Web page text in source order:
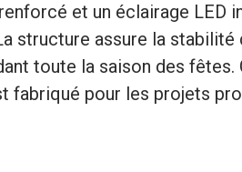
et un éclairage LED
structure assure la
toute la saison des
fabriqué pour les projets